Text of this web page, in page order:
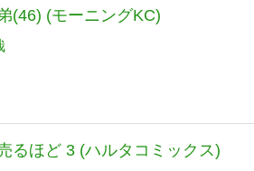
(46) (モーニングKC)
るほど 3 (ハルタコミックス)